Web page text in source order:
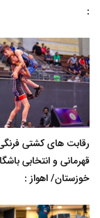
:
رقابت های کشتی فرنگی
قهرمانی و انتخابی
خوزستان/ اهواز :